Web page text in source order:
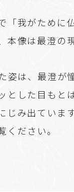
「我がために
本像は最澄の
姿は、最澄が
とした目もと
じみ出ていま
ください。